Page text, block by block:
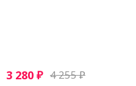
3 280 ₽ 4 255₽